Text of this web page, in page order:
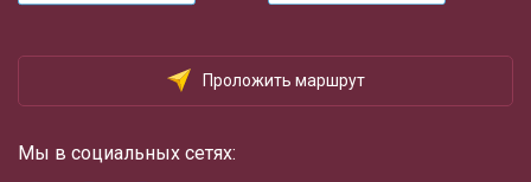
Проложить маршрут
Мы в социальных сетях: